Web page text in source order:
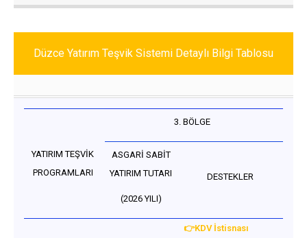
Düzce Yatırım Teşvik Sistemi Detaylı Bilgi Tablosu
YATIRIM TEŞVİK
PROGRAMLARI
3. BÖLGE
ASGARİ SABİT
YATIRIM TUTARI
(2026 YILI)
DESTEKLER
👉KDV İstisnası